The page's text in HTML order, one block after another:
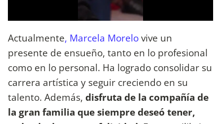
Actualmente, Marcela Morelovive un
presente de ensueño, tanto en lo profesional
como en lo personal. Ha logrado consolidar su
carrera artística y seguir creciendo en su
talento. Además, disfruta de la compañía de
la gran familia que siempre deseó tener,